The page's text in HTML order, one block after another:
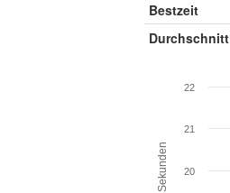
Bestzeit
Durchschnitt
Sekunden 20
21
22